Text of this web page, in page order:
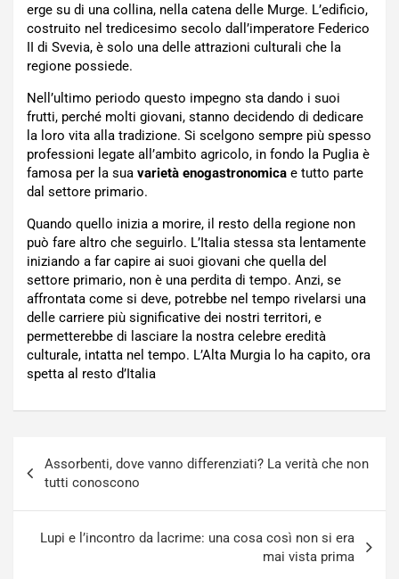
erge su di una collina, nella catena delle Murge. L’edificio,
costruito nel tredicesimo secolo dall’imperatore Federico
II di Svevia, è solo una delle attrazioni culturali che la
regione possiede.
Nell’ultimo periodo questo impegno sta dando i suoi
frutti, perché molti giovani, stanno decidendo di dedicare
la loro vita alla tradizione. Si scelgono sempre più spesso
professioni legate all’ambito agricolo, in fondo la Puglia è
famosa per la sua varietà enogastronomica e tutto parte
dal settore primario.
Quando quello inizia a morire, il resto della regione non
può fare altro che seguirlo. L’Italia stessa sta lentamente
iniziando a far capire ai suoi giovani che quella del
settore primario, non è una perdita di tempo. Anzi, se
affrontata come si deve, potrebbe nel tempo rivelarsi una
delle carriere più significative dei nostri territori, e
permetterebbe di lasciare la nostra celebre eredità
culturale, intatta nel tempo. L’Alta Murgia lo ha capito, ora
spetta al resto d’Italia
articoli
Assorbenti, dove vanno differenziati? La verità che non
tutti conoscono
Lupi e l’incontro da lacrime: una cosa così non si era
mai vista prima